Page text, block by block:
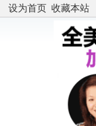
设为首页 收藏本站